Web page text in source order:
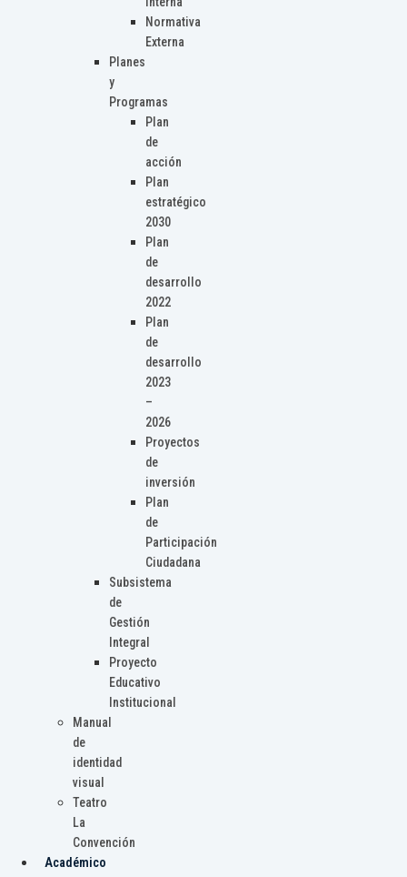
Normativa
Externa
Planes
y
Programas
Plan
de
acción
Plan
estratégico
2030
Plan
de
desarrollo
2022
Plan
de
desarrollo
2023
–
2026
Proyectos
de
inversión
Plan
de
Participación
Ciudadana
Subsistema
de
Gestión
Integral
Proyecto
Educativo
Institucional
Manual
de
identidad
visual
Teatro
La
Convención
Académico